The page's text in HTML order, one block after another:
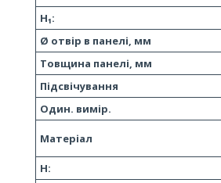
H₁:
Ø отвір в панелі, мм
Товщина панелі, мм
Підсвічування
Один. вимір.
Матеріал
H: